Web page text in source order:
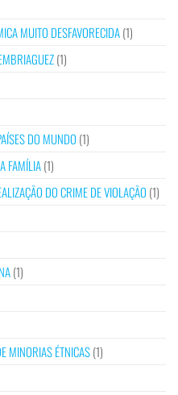
MUITO DESFAVORECIDA(1)
(1)
DO MUNDO (1)
FAMÍLIA(1)
DO CRIME DE VIOLAÇÃO (1)
(1)
MINORIAS ÉTNICAS(1)